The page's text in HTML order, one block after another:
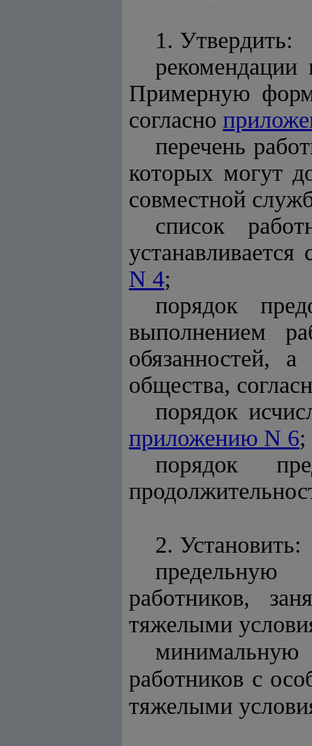
1. Утвердить:
рекомендации
Примерную
согласно
перечень
которых могут
совместной
список
N 4;
порядок
выполнением
обязанностей,
общества,
порядок
приложению N 6;
порядок
2. Установить:
предельную
работников,
тяжелыми
минимальную
работников с
тяжелыми